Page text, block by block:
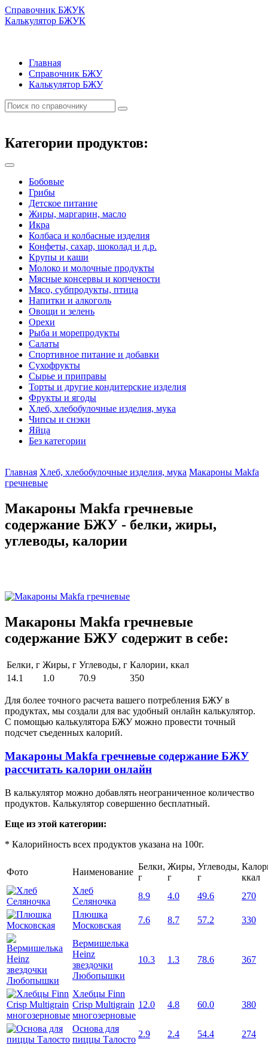
Справочник БЖУК
Калькулятор БЖУК
Главная
Справочник БЖУ
Калькулятор БЖУ
Категории продуктов:
Бобовые
Грибы
Детское питание
Жиры, маргарин, масло
Икра
Колбаса и колбасные изделия
Конфеты, сахар, шоколад и д.р.
Крупы и каши
Молоко и молочные продукты
Мясные консервы и копчености
Мясо, субпродукты, птица
Напитки и алкоголь
Овощи и зелень
Орехи
Рыба и морепродукты
Салаты
Спортивное питание и добавки
Сухофрукты
Сырье и приправы
Торты и другие кондитерские изделия
Фрукты и ягоды
Хлеб, хлебобулочные изделия, мука
Чипсы и снэки
Яйца
Без категории
Главная Хлеб, хлебобулочные изделия, мука Макароны Makfa
гречневые
Макароны Makfa гречневые
содержание БЖУ - белки, жиры,
углеводы, калории
Макароны Makfa гречневые
содержание БЖУ содержит в себе:
Белки, г Жиры, г Углеводы, г Калории, ккал
14.1
1.0 70.9 350
Для более точного расчета вашего потребления БЖУ в
продуктах, мы создали для вас удобный онлайн калькулятор.
С помощью калькулятора БЖУ можно провести точный
подсчет съеденных калорий.
Макароны Makfa гречневые содержание БЖУ
рассчитать калории онлайн
В калькулятор можно добавлять неограниченное количество
продуктов. Калькулятор совершенно бесплатный.
Еще из этой категории:
* Калорийность всех продуктов указана на 100г.
Фото Наименование
Белки,
г
Жиры,
г
Углеводы,
г
ккал
Хлеб
Селяночка
8.9 4.0 49.6
270
Плюшка
Московская
7.6 8.7 57.2 330
Вермишелька
Heinz
звездочки
Любопышки
10.3 1.3 78.6 367
Хлебцы Finn
Crisp Multigrain
многозерновые
12.0 4.8 60.0 380
Основа для
пиццы Талосто
2.9 2.4 54.4
274